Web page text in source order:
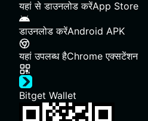
यहां से डाउनलोड करेंApp Store
डाउनलोड करेंAndroid APK
यहां उपलब्ध हैChrome एक्सटेंशन
Bitget Wallet